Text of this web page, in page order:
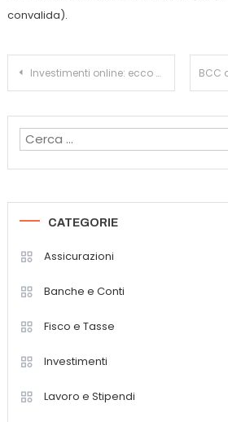
convalida).
Navigazione
Investimenti online: ecco quali strategie adottare per giocare in borsa
CATEGORIE
Assicurazioni
Banche e Conti
Fisco e Tasse
Investimenti
Lavoro e Stipendi